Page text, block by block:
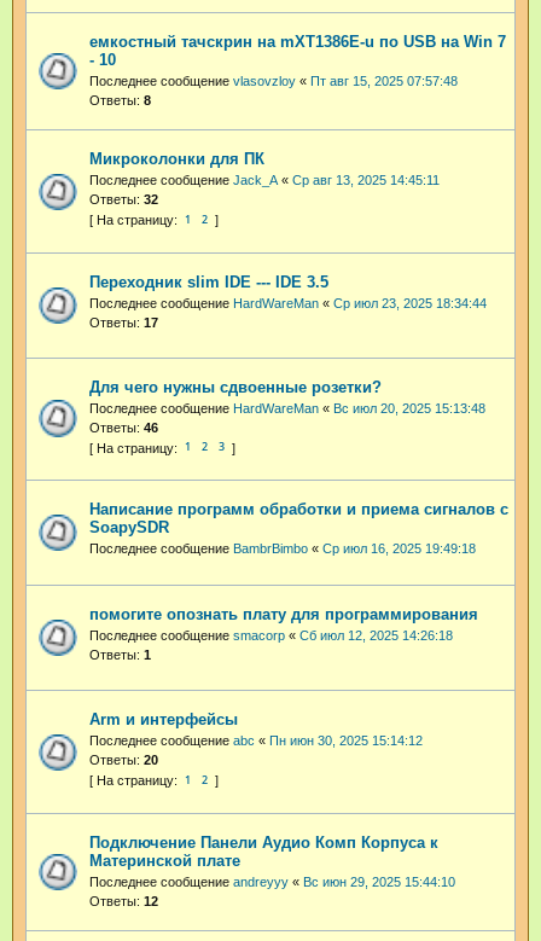
емкостный тачскрин на mXT1386E-u по USB на Win 7
- 10
Последнее сообщение vlasovzloy « Пт авг 15, 2025 07:57:48
Ответы: 8
Микроколонки для ПК
Последнее сообщение Jack_A « Ср авг 13, 2025 14:45:11
Ответы: 32
1 2
Переходник slim IDE --- IDE 3.5
Последнее сообщение HardWareMan « Ср июл 23, 2025 18:34:44
Ответы: 17
Для чего нужны сдвоенные розетки?
Последнее сообщение HardWareMan « Вс июл 20, 2025 15:13:48
Ответы: 46
1 2 3
Написание программ обработки и приема сигналов с
SoapySDR
Последнее сообщение BambrBimbo « Ср июл 16, 2025 19:49:18
помогите опознать плату для программирования
Последнее сообщение smacorp « Сб июл 12, 2025 14:26:18
Ответы: 1
Arm и интерфейсы
Последнее сообщение abc « Пн июн 30, 2025 15:14:12
Ответы: 20
1 2
Подключение Панели Аудио Комп Корпуса к
Материнской плате
Последнее сообщение andreyyy « Вс июн 29, 2025 15:44:10
Ответы: 12